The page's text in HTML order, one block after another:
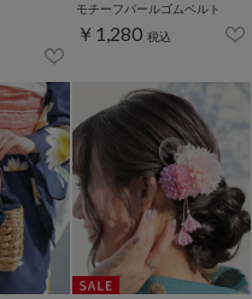
モチーフパールゴムベルト
￥1,280 税込